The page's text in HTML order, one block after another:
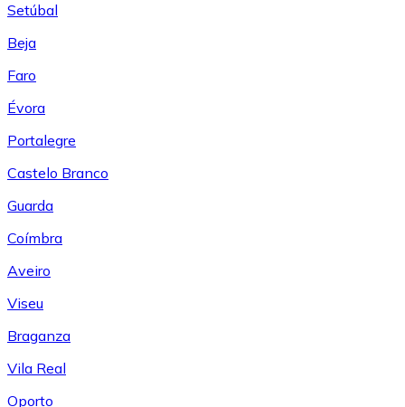
Setúbal
Beja
Faro
Évora
Portalegre
Castelo Branco
Guarda
Coímbra
Aveiro
Viseu
Braganza
Vila Real
Oporto